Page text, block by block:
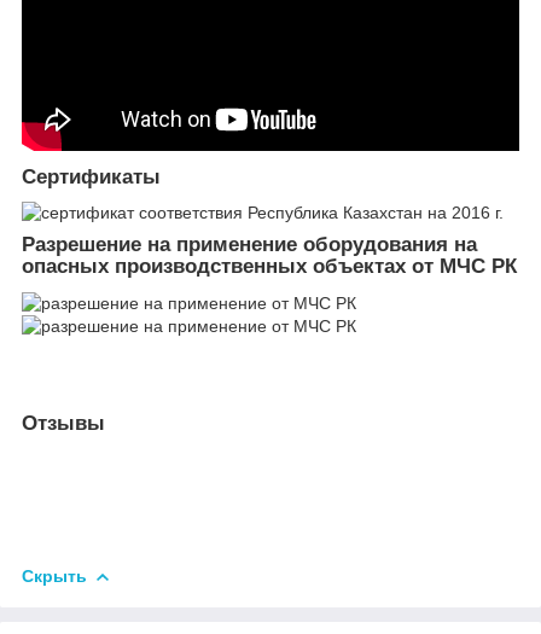
Сертификаты
Разрешение на применение оборудования на
опасных производственных объектах от МЧС РК
Отзывы
Скрыть